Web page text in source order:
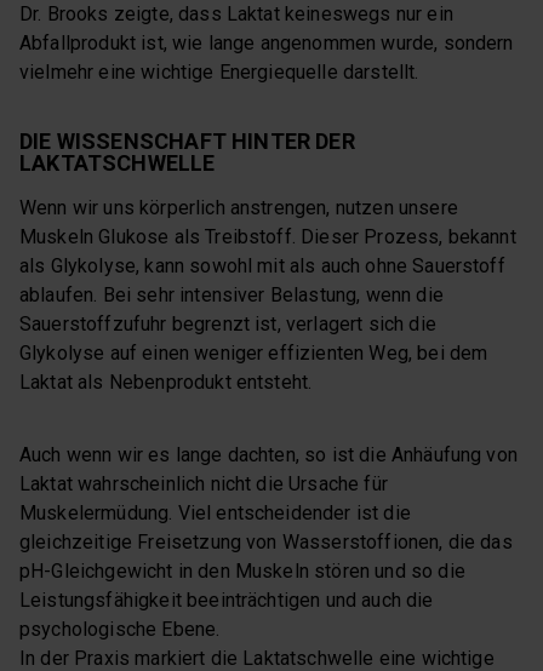
Dr. Brooks zeigte, dass Laktat keineswegs nur ein
Abfallprodukt ist, wie lange angenommen wurde, sondern
vielmehr eine wichtige Energiequelle darstellt.
DIE WISSENSCHAFT HINTER DER
LAKTATSCHWELLE
Wenn wir uns körperlich anstrengen, nutzen unsere
Muskeln Glukose als Treibstoff. Dieser Prozess, bekannt
als Glykolyse, kann sowohl mit als auch ohne Sauerstoff
ablaufen. Bei sehr intensiver Belastung, wenn die
Sauerstoffzufuhr begrenzt ist, verlagert sich die
Glykolyse auf einen weniger effizienten Weg, bei dem
Laktat als Nebenprodukt entsteht.
Auch wenn wir es lange dachten, so ist die Anhäufung von
Laktat wahrscheinlich nicht die Ursache für
Muskelermüdung. Viel entscheidender ist die
gleichzeitige Freisetzung von Wasserstoffionen, die das
pH-Gleichgewicht in den Muskeln stören und so die
Leistungsfähigkeit beeinträchtigen und auch die
psychologische Ebene.
In der Praxis markiert die Laktatschwelle eine wichtige